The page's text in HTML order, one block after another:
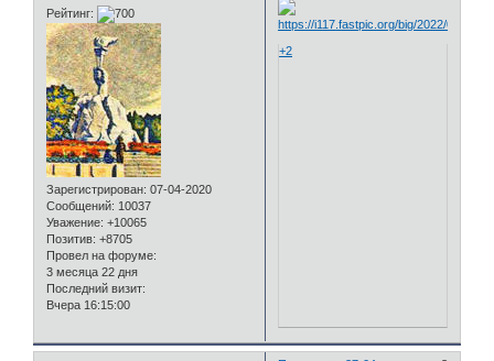
Рейтинг:
Зарегистрирован: 07-04-2020
Сообщений: 10037
Уважение: +10065
Позитив: +8705
Провел на форуме:
3 месяца 22 дня
Последний визит:
Вчера 16:15:00
+2